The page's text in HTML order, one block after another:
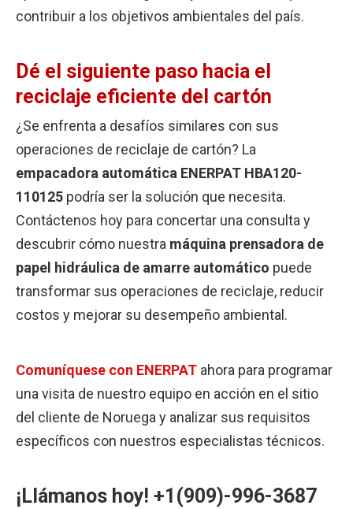
contribuir a los objetivos ambientales del país.
Dé el siguiente paso hacia el
reciclaje eficiente del cartón
¿Se enfrenta a desafíos similares con sus
operaciones de reciclaje de cartón? La
empacadora automática ENERPAT HBA120-
110125 podría ser la solución que necesita.
Contáctenos hoy para concertar una consulta y
descubrir cómo nuestra máquina prensadora de
papel hidráulica de amarre automático puede
transformar sus operaciones de reciclaje, reducir
costos y mejorar su desempeño ambiental.
Comuníquese con ENERPAT ahora para programar
una visita de nuestro equipo en acción en el sitio
del cliente de Noruega y analizar sus requisitos
específicos con nuestros especialistas técnicos.
¡Llámanos hoy! +1(909)-996-3687